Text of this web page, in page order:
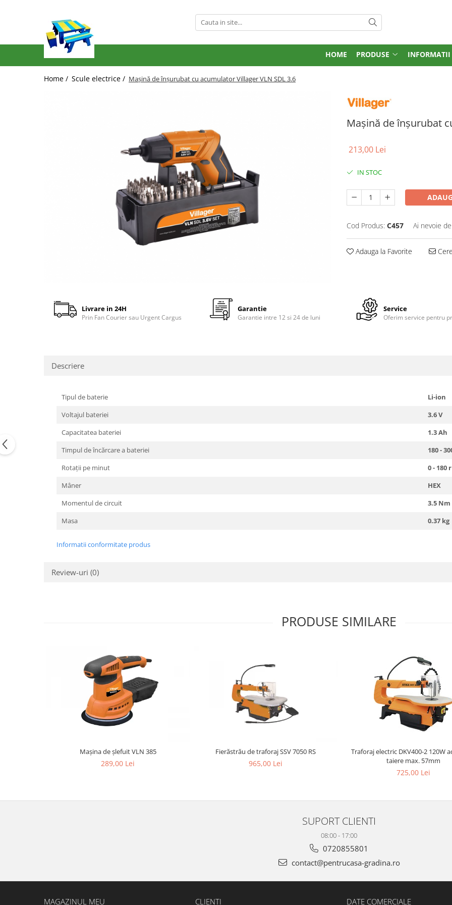
Produse
HOME PRODUSE INFORMATII
Home / Scule electrice / Mașină de înșurubat cu acumulator Villager VLN SDL 3.6
Mașină de înșurubat
213,00 Lei
IN STOC
Cod Produs: C457 Ai nevoie
Adauga la Favorite
Livrare in 24H
Prin Fan Courier sau Urgent Cargus
Garantie
Garantie intre 12 si 24 de luni
Service
Oferim service pentru
Descriere
Tipul de baterie
Li-ion
Voltajul bateriei
3.6 V
Capacitatea bateriei
1.3 Ah
Timpul de încărcare a bateriei
180 -
Rotații pe minut
0 - 180
Mâner
HEX
Momentul de circuit
3.5 Nm
Masa
0.37 kg
Informatii conformitate produs
Review-uri (0)
PRODUSE SIMILARE
Mașina de șlefuit VLN 385
289,00 Lei
Fierăstrău de traforaj SSV 7050 RS
965,00 Lei
Traforaj electric DKV400-2 120W adancime
taiere max. 57mm
725,00 Lei
SUPORT CLIENTI
08:00 - 17:00
0720855801
contact@pentrucasa-gradina.ro
MAGAZINUL MEU CLIENTI DATE COMERCIALE